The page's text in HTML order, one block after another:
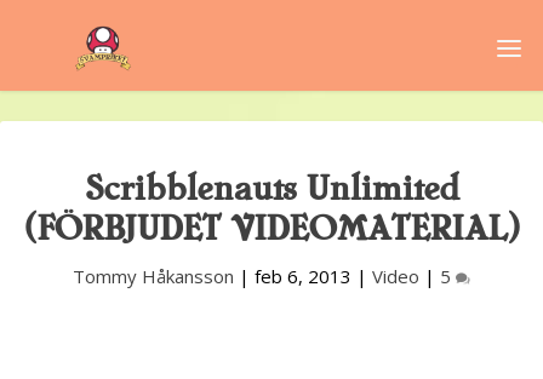
Scribblenauts Unlimited
(FÖRBJUDET VIDEOMATERIAL)
Tommy Håkansson | feb 6, 2013 | Video | 5